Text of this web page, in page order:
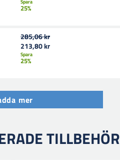
Spara
25%
285,06 kr
213,80 kr
Spara
25%
mer
TILLBEHÖR